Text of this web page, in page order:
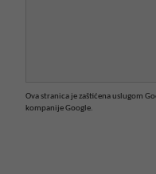
Ova stranica je zaštićena uslugom
kompanije Google.